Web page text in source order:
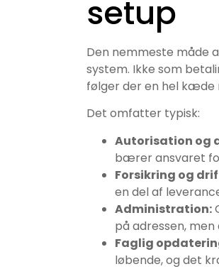
setup
Den nemmeste måde
system. Ikke som
følger der en hel kæde
Det omfatter typisk:
Autorisation og
bærer ansvaret
Forsikring og
en del af
Administration:
på adressen,
Faglig
løbende, og det